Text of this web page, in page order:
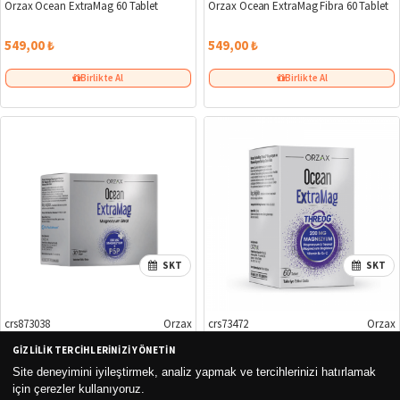
Orzax Ocean ExtraMag 60 Tablet
549,00 ₺
Birlikte Al
Orzax Ocean ExtraMag Fibra 60 Tablet
549,00 ₺
Birlikte Al
SKT
crs873038
Orzax
Orzax Ocean Extramag Magnezyum
Sitrat Efervesan 30 Saşe
633,00 ₺
SKT
crs73472
Orzax
60 Tablet
GIZLILIK TERCIHLERINIZI YÖNETIN
Site deneyimini iyileştirmek, analiz yapmak ve tercihlerinizi hatırlamak
için çerezler kullanıyoruz.